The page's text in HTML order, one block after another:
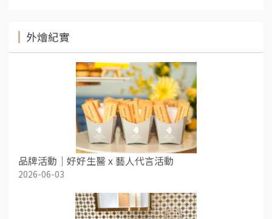
外燴紀實
品牌活動｜好好生醫 x 藝人代言活動
2026-06-03